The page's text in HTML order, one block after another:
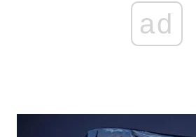
ad